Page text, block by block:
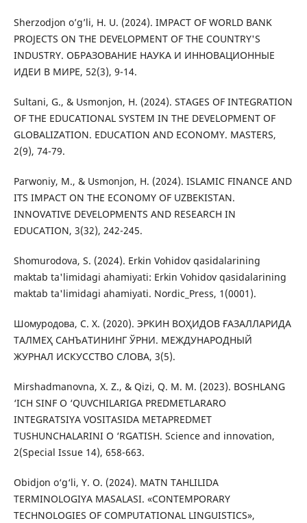
Sherzodjon o’g’li, H. U. (2024). IMPACT OF WORLD BANK
PROJECTS ON THE DEVELOPMENT OF THE COUNTRY'S
INDUSTRY. ОБРАЗОВАНИЕ НАУКА И ИННОВАЦИОННЫЕ
ИДЕИ В МИРЕ, 52(3), 9-14.
Sultani, G., & Usmonjon, H. (2024). STAGES OF INTEGRATION
OF THE EDUCATIONAL SYSTEM IN THE DEVELOPMENT OF
GLOBALIZATION. EDUCATION AND ECONOMY. MASTERS,
2(9), 74-79.
Parwoniy, M., & Usmonjon, H. (2024). ISLAMIC FINANCE AND
ITS IMPACT ON THE ECONOMY OF UZBEKISTAN.
INNOVATIVE DEVELOPMENTS AND RESEARCH IN
EDUCATION, 3(32), 242-245.
Shomurodova, S. (2024). Erkin Vohidov qasidalarining
maktab ta'limidagi ahamiyati: Erkin Vohidov qasidalarining
maktab ta'limidagi ahamiyati. Nordic_Press, 1(0001).
Шомуродова, С. Х. (2020). ЭРКИН ВОҲИДОВ ҒАЗАЛЛАРИДА
ТАЛМЕҲ САНЪАТИНИНГ ЎРНИ. МЕЖДУНАРОДНЫЙ
ЖУРНАЛ ИСКУССТВО СЛОВА, 3(5).
Mirshadmanovna, X. Z., & Qizi, Q. M. M. (2023). BOSHLANG
‘ICH SINF O ‘QUVCHILARIGA PREDMETLARARO
INTEGRATSIYA VOSITASIDA METAPREDMET
TUSHUNCHALARINI O ‘RGATISH. Science and innovation,
2(Special Issue 14), 658-663.
Obidjon o‘g‘li, Y. O. (2024). MATN TAHLILIDA
TERMINOLOGIYA MASALASI. «CONTEMPORARY
TECHNOLOGIES OF COMPUTATIONAL LINGUISTICS»,